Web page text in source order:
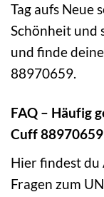
Tag aufs Neue
Schönheit und
und finde
88970659.
FAQ – Häufig
Cuff 88970659
Hier findest
Fragen zum